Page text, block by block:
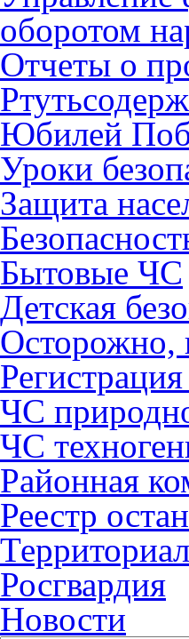
оборотом
Отчеты о
Юбилей
Уроки
Защита
Бытовые ЧС
Детская
Осторожно,
ЧС
ЧС
Районная
Реестр
Росгвардия
Новости